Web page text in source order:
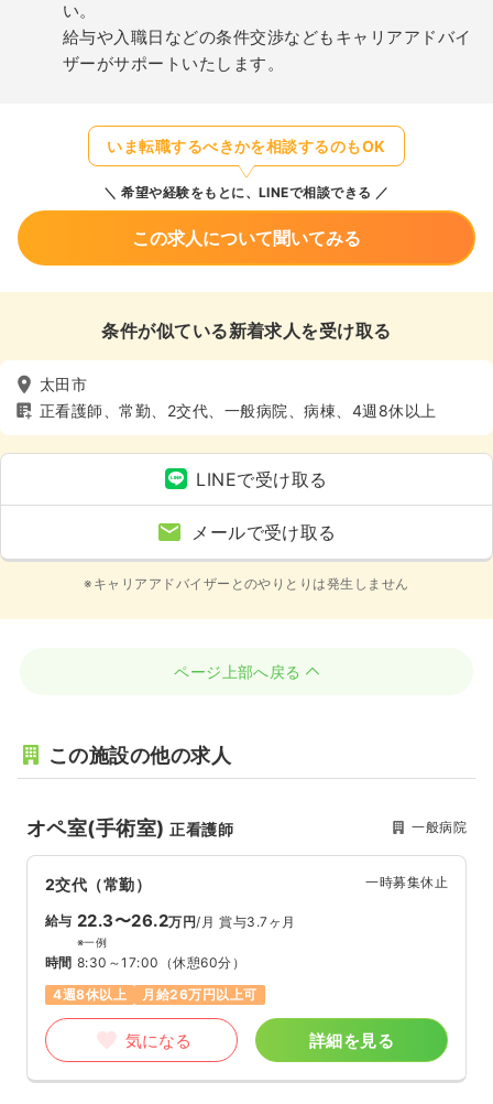
い。
給与や入職日などの条件交渉などもキャリアアドバイ
ザーがサポートいたします。
いま転職するべきかを相談するのもOK
希望や経験をもとに、LINEで相談できる
この求人について聞いてみる
条件が似ている新着求人を受け取る
太田市
正看護師、常勤、2交代、一般病院、病棟、4週8休以上
LINEで受け取る
メールで受け取る
※キャリアアドバイザーとのやりとりは発生しません
ページ上部へ戻る
この施設の他の求人
オペ室(手術室)正看護師 一般病院
2交代（常勤） 一時募集休止
給与 22.3〜26.2万円/月 賞与3.7ヶ月
※一例
時間 8:30～17:00 （休憩60分）
4週8休以上
月給26万円以上可
気になる 詳細を見る